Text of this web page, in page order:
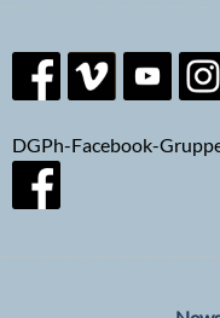
DGPh-Facebook-